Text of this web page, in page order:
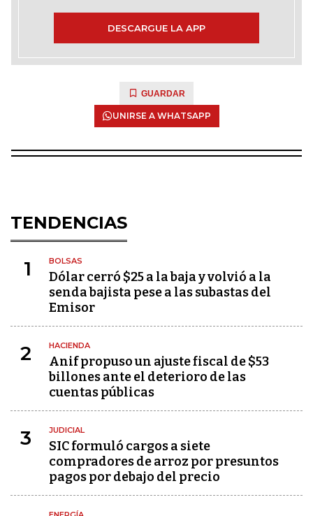
DESCARGUE LA APP
GUARDAR
UNIRSE A WHATSAPP
TENDENCIAS
1 BOLSAS
Dólar cerró $25 a la baja y volvió a la
senda bajista pese a las subastas del
Emisor
2 HACIENDA
Anif propuso un ajuste fiscal de $53
billones ante el deterioro de las
cuentas públicas
3 JUDICIAL
SIC formuló cargos a siete
compradores de arroz por presuntos
pagos por debajo del precio